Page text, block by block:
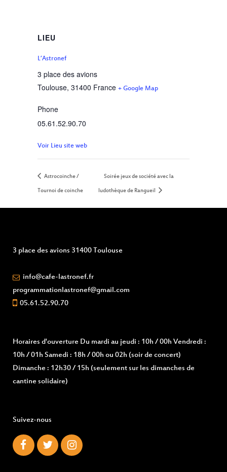
LIEU
L’Astronef
3 place des avions
Toulouse, 31400 France + Google Map
Phone
05.61.52.90.70
Voir Lieu site web
Astrocoinche /
Tournoi de coinche
Soirée jeux de société avec la
ludothèque de Rangueil
3 place des avions 31400 Toulouse
info@cafe-lastronef.fr
programmationlastronef@gmail.com
05.61.52.90.70
Horaires d'ouverture Du mardi au jeudi : 10h / 00h Vendredi :
10h / 01h Samedi : 18h / 00h ou 02h (soir de concert)
Dimanche : 12h30 / 15h (seulement sur les dimanches de
cantine solidaire)
Suivez-nous